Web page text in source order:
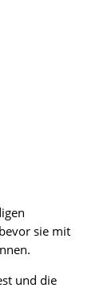
sie mit
und die